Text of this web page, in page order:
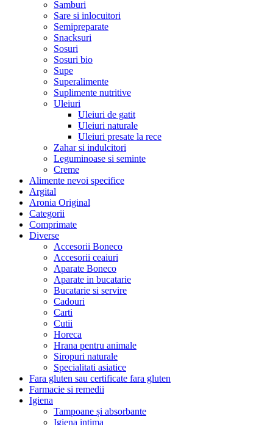
Samburi
Sare si inlocuitori
Semipreparate
Snacksuri
Sosuri
Sosuri bio
Supe
Superalimente
Suplimente nutritive
Uleiuri
Uleiuri de gatit
Uleiuri naturale
Uleiuri presate la rece
Zahar si indulcitori
Leguminoase si seminte
Creme
Alimente nevoi specifice
Argital
Aronia Original
Categorii
Comprimate
Diverse
Accesorii Boneco
Accesorii ceaiuri
Aparate Boneco
Aparate in bucatarie
Bucatarie si servire
Cadouri
Carti
Cutii
Horeca
Hrana pentru animale
Siropuri naturale
Specialitati asiatice
Fara gluten sau certificate fara gluten
Farmacie si remedii
Igiena
Tampoane și absorbante
Igiena intima